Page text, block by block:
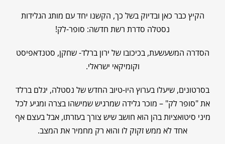
הקיץ כבר כאן ובדיוק בשל כך, הקשנו יחד עם מותג הגלידות
נסטלה סדרת רשת חדשה: סופר-לק!
הסדרה המשעשעת, בכיכובו של ירון ברלד- שחקן, סטנדאפיסט
וקומיקאי ישראלי.
בסרטונים, שיעלו בערוץ היו-טיוב החדש של נסטלה, יגלם ברלד
את "סופר לק" – מוכר גלידה שמרגיש שמישהו בצרה ומגיע לכל
מיני סיטואציות בהן הוא חושב שיש צורך בעזרתו, אבל בעצם אף
אחד לא ממש זקוק לו והוא רק מחמיר את המצב.